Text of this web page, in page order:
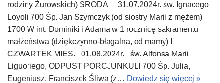
rodziny Żurowskich) ŚRODA 31.07.2024r. św. Ignacego
Loyoli 700 Śp. Jan Szymczyk (od siostry Marii z mężem)
1700 W int. Dominiki i Adama w 1 rocznicę sakramentu
małżeństwa (dziękczynno-błagalna, od mamy) I
CZWARTEK MIES. 01.08.2024r. św. Alfonsa Marii
Liguoriego, ODPUST PORCJUNKULI 700 Śp. Julia,
Eugeniusz, Franciszek Śliwa (z… Dowiedz się więcej »